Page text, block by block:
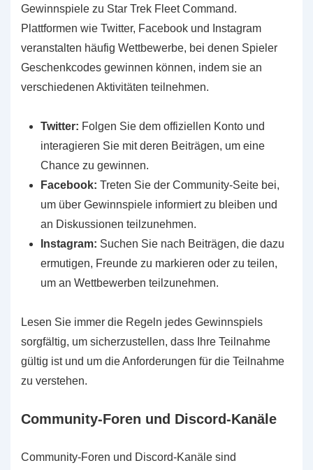
Gewinnspiele zu Star Trek Fleet Command.
Plattformen wie Twitter, Facebook und Instagram
veranstalten häufig Wettbewerbe, bei denen Spieler
Geschenkcodes gewinnen können, indem sie an
verschiedenen Aktivitäten teilnehmen.
Twitter: Folgen Sie dem offiziellen Konto und
interagieren Sie mit deren Beiträgen, um eine
Chance zu gewinnen.
Facebook: Treten Sie der Community-Seite bei,
um über Gewinnspiele informiert zu bleiben und
an Diskussionen teilzunehmen.
Instagram: Suchen Sie nach Beiträgen, die dazu
ermutigen, Freunde zu markieren oder zu teilen,
um an Wettbewerben teilzunehmen.
Lesen Sie immer die Regeln jedes Gewinnspiels
sorgfältig, um sicherzustellen, dass Ihre Teilnahme
gültig ist und um die Anforderungen für die Teilnahme
zu verstehen.
Community-Foren und Discord-Kanäle
Community-Foren und Discord-Kanäle sind